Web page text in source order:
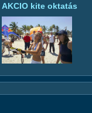
AKCIO kite oktatás